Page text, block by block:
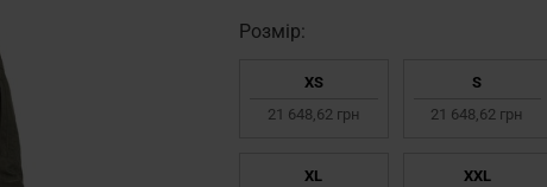
Pозмір:
XS
21 648,62 грн
S
21 648,62 грн
XL
XXL